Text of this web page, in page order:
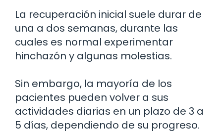
La recuperación inicial suele durar de
una a dos semanas, durante las
cuales es normal experimentar
hinchazón y algunas molestias.
Sin embargo, la mayoría de los
pacientes pueden volver a sus
actividades diarias en un plazo de 3 a
5 días, dependiendo de su progreso.